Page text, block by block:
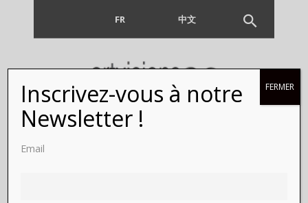
FR 中文
Cindy
Inscrivez-vous à notre
Newsletter !
Email
FERMER